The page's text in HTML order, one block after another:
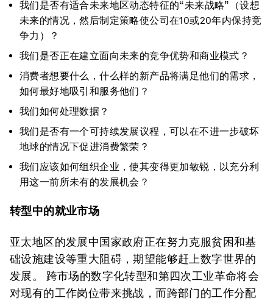
我们是否有适合未来地区动态特征的“未来战略”（设想
未来的情况，然后制定策略使公司在10或20年内保持竞
争力）？
我们是否正在建立面向未来的竞争优势和商业模式？
消费者想要什么，什么样的新产品将满足他们的需求，
如何最好地吸引和服务他们？
我们如何处理数据？
我们是否有一个可持续发展议程，可以在不进一步破坏
地球的情况下促进消费繁荣？
我们应该如何组织企业，使其变得更加敏锐，以充分利
用这一前所未有的发展机会？
转型中的就业市场
亚太地区的发展中国家政府正在努力克服贫困和基
础设施建设等重大阻碍，期望能够赶上数字世界的
发展。 跨市场的数字化转型和第四次工业革命将会
对现有的工作岗位带来挑战，而跨部门的工作分配